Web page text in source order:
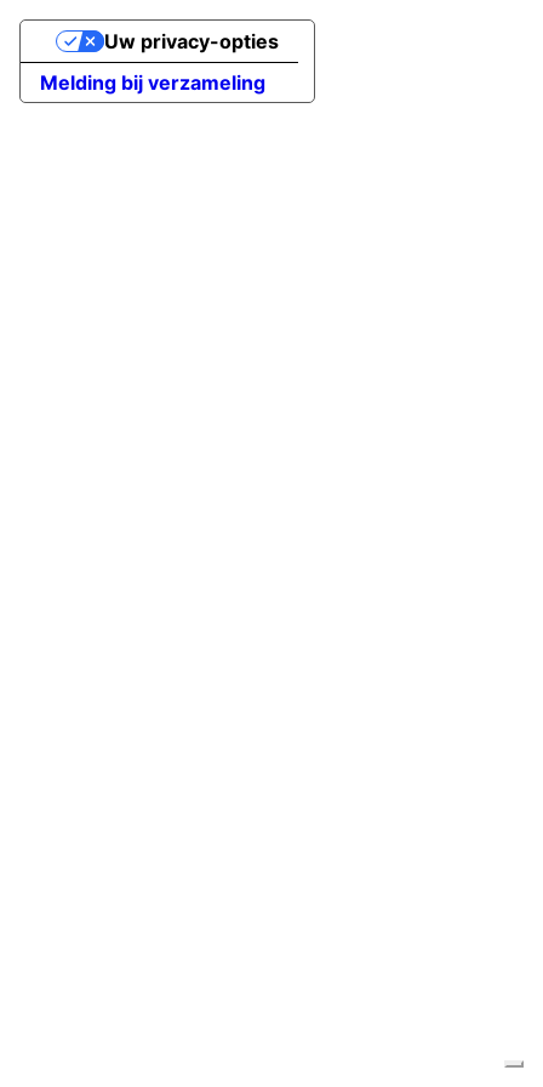
Melding bij verzameling
Uw privacy-opties